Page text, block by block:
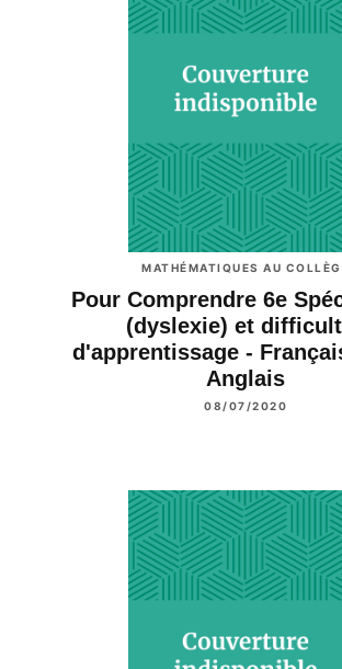
MATHÉMATIQUES AU
Pour Comprendre 6e
(dyslexie) et
d'apprentissage -
Anglais
08/07/2020